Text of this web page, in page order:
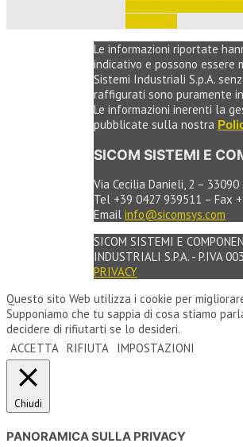
Le informazioni riportate
indicativo e possono essere
Sistemi Industriali S.p.A.
raffigurati sono puramente
Le informazioni inerenti la
pubblicate sulla nostra
SICOM SISTEMI E
Via Cecilia Danieli, 2 –
Tel +39 0427 939511 – Fax
Email info@sicomsys.com
SICOM SISTEMI E
INDUSTRIALI S.P.A. - P.IVA
PRIVACY
Questo sito Web utilizza i cookie per
Supponiamo che tu sappia di cosa stiamo
decidere di rifiutarti se lo desideri.
ACCETTA RIFIUTA IMPOSTAZIONI
Chiudi
PANORAMICA SULLA PRIVACY